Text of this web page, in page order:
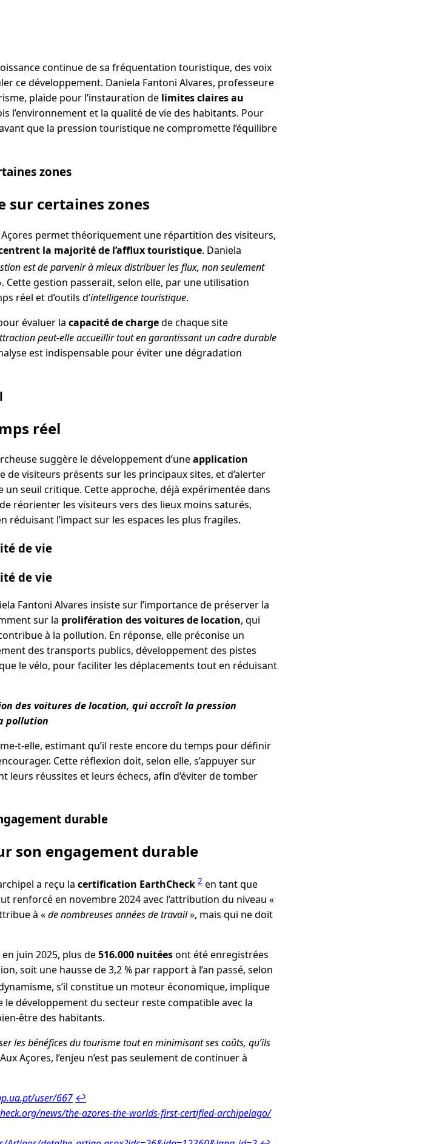
continue de sa fréquentation touristique, des voix
ce développement. Daniela Fantoni Alvares, professeure
plaide pour l’instauration de limites claires au
l’environnement et la qualité de vie des habitants. Pour
que la pression touristique ne compromette l’équilibre
zones
sur certaines zones
permet théoriquement une répartition des visiteurs,
la majorité de l’afflux touristique. Daniela
est de parvenir à mieux distribuer les flux, non seulement
Cette gestion passerait, selon elle, par une utilisation
réel et d’outils d’intelligence touristique.
évaluer la capacité de chargede chaque site
peut-elle accueillir tout en garantissant un cadre durable
est indispensable pour éviter une dégradation
réel
suggère le développement d’uneapplication
visiteurs présents sur les principaux sites, et d’alerter
seuil critique. Cette approche, déjà expérimentée dans
réorienter les visiteurs vers des lieux moins saturés,
réduisant l’impact sur les espaces les plus fragiles.
de vie
de vie
Fantoni Alvares insiste sur l’importance de préserver la
sur la prolifération des voitures de location, qui
à la pollution. En réponse, elle préconise un
des transports publics, développement des pistes
le vélo, pour faciliter les déplacements tout en réduisant
des voitures de location, qui accroît la pression
pollution
t-elle, estimant qu’il reste encore du temps pour définir
Cette réflexion doit, selon elle, s’appuyer sur
leurs réussites et leurs échecs, afin d’éviter de tomber
durable
son engagement durable
a reçu la certification EarthCheck 2 en tant que
renforcé en novembre 2024 avec l’attribution du niveau «
à «de nombreuses années de travail», mais qui ne doit
juin 2025, plus de516.000 nuitéesont été enregistrées
soit une hausse de 3,2 % par rapport à l’an passé, selon
s’il constitue un moteur économique, implique
développement du secteur reste compatible avec la
être des habitants.
les bénéfices du tourisme tout en minimisant ses coûts, qu’ils
Açores, l’enjeu n’est pas seulement de continuer à
user/667 ↩︎
news/the-azores-the-worlds-first-certified-archipelago/